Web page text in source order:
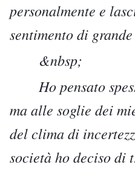
personalmente e
sentimento di
&nbsp;
Ho pensato
ma alle soglie dei
del clima di
società ho deciso di